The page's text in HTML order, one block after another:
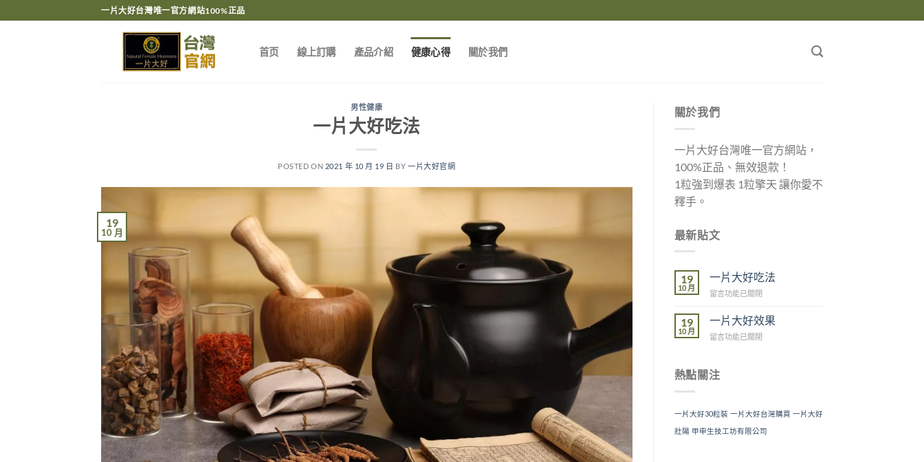
轉
一片大好台灣唯一官方網站100%正品
首页 線上訂購 產品介紹 健康心得 關於我們
男性健康
一片大好吃法
POSTED ON 2021 年 10 月 19 日 BY 一片大好官網
19
10 月
關於我們
一片大好台灣唯一官方網站，
100%正品、無效退款！
1粒強到爆表 1粒擎天 讓你愛不
釋手。
最新貼文
19
10 月
一片大好吃法
在
好
中
留言功能已關閉
19
10 月
一片大好效果
在
大
好
中
留言功能已關閉
熱點關注
一片大好30粒裝 一片大好台灣購買 一片大好
壯陽 甲申生技工坊有限公司